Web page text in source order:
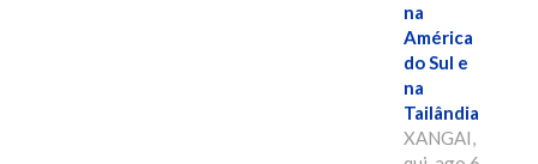
na
América
do Sul e
na
Tailândia
XANGAI,